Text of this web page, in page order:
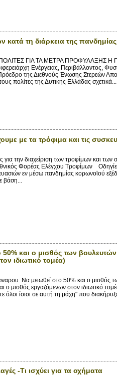
κατά τη διάρκεια της
ΓΙΑ ΤΑ ΜΕΤΡΑ ΠΡΟΦΥΛΑΞΗΣ Η
Ενέργειας, Περιβάλλοντος,
της Διεθνούς Ένωσης Στερεών
πολίτες της Δυτικής Ελλάδας σχετικά...
με τα τρόφιμα και τις
για την διαχείριση των τροφίμων και
Φορέας Ελέγχου Τροφίμων Οδηγίες
εν μέσω πανδημίας κορωνοϊού
βάση...
και ο μισθός των
ιδιωτικό τομέα)
Να μειωθεί στο 50% και ο μισθός
ο μισθός εργαζόμενων στον ιδιωτικό
όλοι ίσιοι σε αυτή τη μάχη" που
-Τι ισχύει για τα οχήματα